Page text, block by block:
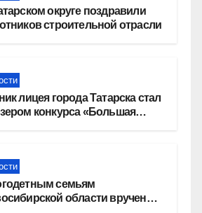
округе поздравили
строительной отрасли
лицея города Татарска стал
конкурса «Большая
семьям
области вручены